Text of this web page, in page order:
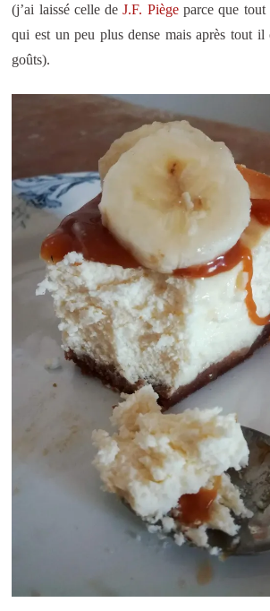
(j’ai laissé celle deJ.F. Piègeparce que tout
qui est un peu plus dense mais après tout
goûts).